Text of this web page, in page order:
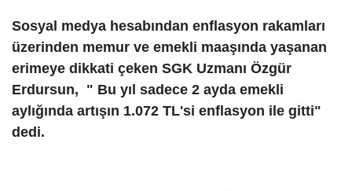
Sosyal medya hesabından enflasyon rakamları
üzerinden memur ve emekli maaşında yaşanan
erimeye dikkati çeken SGK Uzmanı Özgür
Erdursun, " Bu yıl sadece 2 ayda emekli
aylığında artışın 1.072 TL'si enflasyon ile gitti"
dedi.